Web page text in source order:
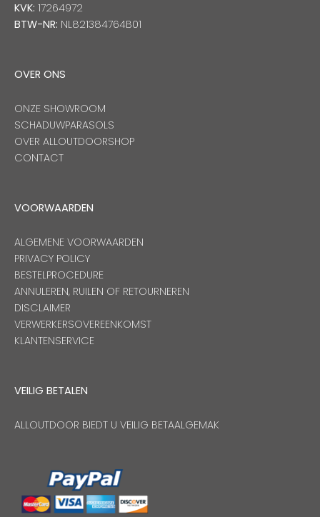
KVK: 17264972
BTW-NR: NL821384764B01
OVER ONS
ONZE SHOWROOM
SCHADUWPARASOLS
OVER ALLOUTDOORSHOP
CONTACT
VOORWAARDEN
ALGEMENE VOORWAARDEN
PRIVACY POLICY
BESTELPROCEDURE
ANNULEREN, RUILEN OF RETOURNEREN
DISCLAIMER
VERWERKERSOVEREENKOMST
KLANTENSERVICE
VEILIG BETALEN
ALLOUTDOOR BIEDT U VEILIG BETAALGEMAK